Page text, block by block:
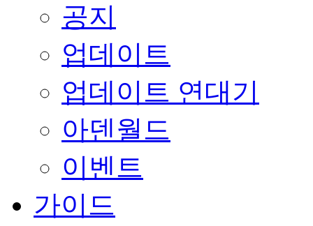
공지
업데이트
업데이트 연대기
아덴월드
이벤트
가이드